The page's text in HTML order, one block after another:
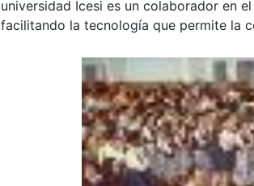
universidad Icesi es un colaborador en
facilitando la tecnología que permite la